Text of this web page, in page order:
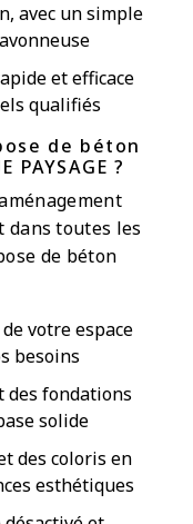
avec un simple
et efficace
qualifiés
de béton
PAYSAGE ?
dans toutes les
de béton
votre espace
besoins
des fondations
solide
des coloris en
esthétiques